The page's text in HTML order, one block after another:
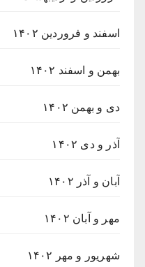
اسفند و فروردین ۱۴۰۲
بهمن و اسفند ۱۴۰۲
دی و بهمن ۱۴۰۲
آذر و دی ۱۴۰۲
آبان و آذر ۱۴۰۲
مهر و آبان ۱۴۰۲
شهریور و مهر ۱۴۰۲